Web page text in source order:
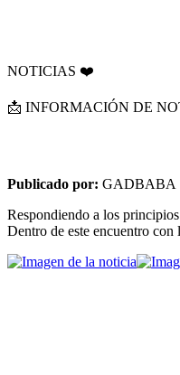
NOTICIAS ❤️
📩 INFORMACIÓN DE
Publicado por: GADBABA |
Respondiendo a los
Dentro de este encuentro con